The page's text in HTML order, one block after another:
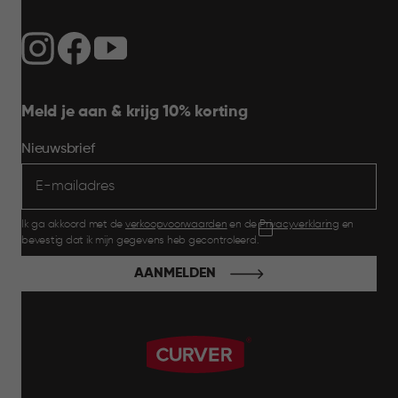
Meld je aan & krijg 10% korting
Nieuwsbrief
Ik ga akkoord met de verkoopvoorwaarden en dePrivacyverklaring en
bevestig dat ik mijn gegevens heb gecontroleerd.
AANMELDEN